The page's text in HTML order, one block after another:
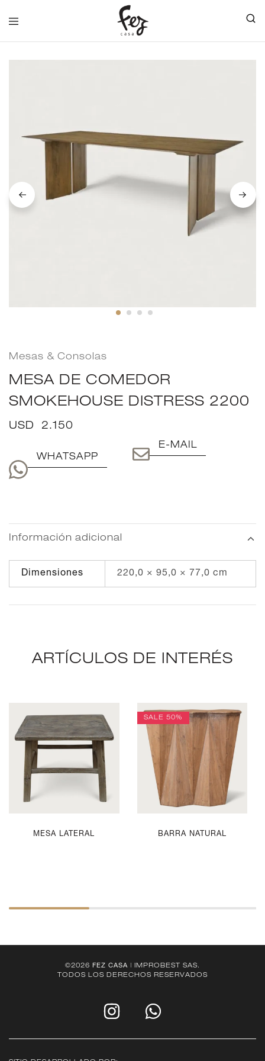
CASA
Mesas & Consolas
MESA DE COMEDOR
SMOKEHOUSE DISTRESS 2200
USD 2.150
WHATSAPP
E-MAIL
Información adicional
Dimensiones 220,0 × 95,0 × 77,0 cm
ARTÍCULOS DE INTERÉS
MESA LATERAL
SALE 50%
BARRA NATURAL
©2026 FEZ CASA | IMPROBEST SAS.
TODOS LOS DERECHOS RESERVADOS